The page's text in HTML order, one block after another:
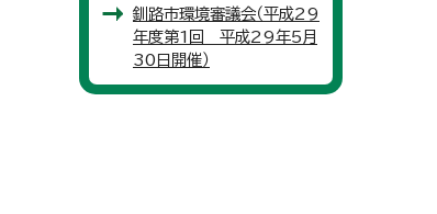
釧路市環境審議会（平成29
年度第1回 平成29年5月
30日開催）